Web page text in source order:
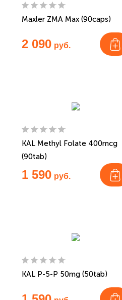
Maxler ZMA Max (90caps)
2 090 руб.
KAL Methyl Folate 400mcg
(90tab)
1 590 руб.
KAL P-5-P 50mg (50tab)